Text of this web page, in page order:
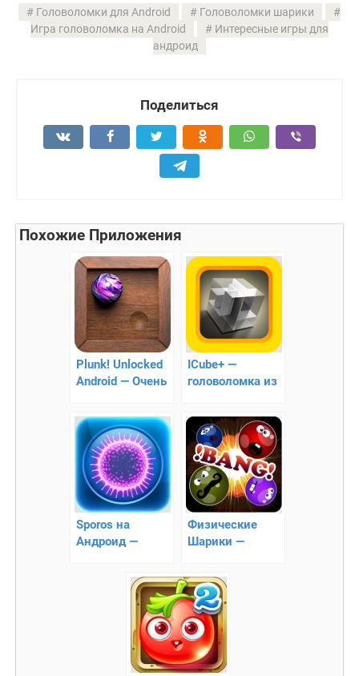
Головоломки для Android
Головоломки шарики
Игра головоломка на Android
Интересные игры для
андроид
Поделиться
Похожие Приложения
Plunk! Unlocked
Android — Очень
игра!
ICube+ —
головоломка из
Sporos на
Андроид —
клетки спорами
Физические
Шарики —
головоломка